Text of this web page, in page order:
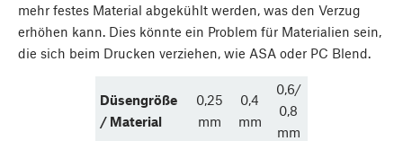
mehr festes Material abgekühlt werden, was den Verzug
erhöhen kann. Dies könnte ein Problem für Materialien sein,
die sich beim Drucken verziehen, wie ASA oder PC Blend.
Düsengröße
/ Material
0,25
mm
0,4
mm
0,6/
0,8
mm